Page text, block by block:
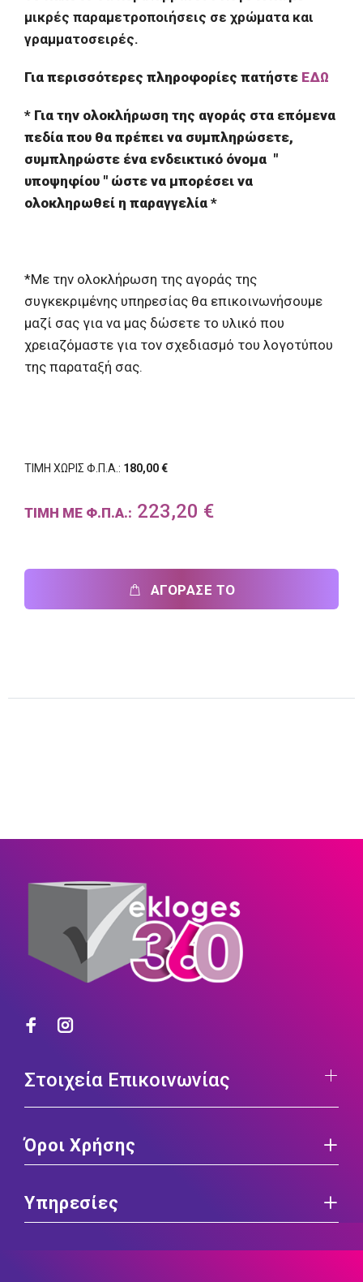
μικρές παραμετροποιήσεις σε χρώματα και
γραμματοσειρές.
Για περισσότερες πληροφορίες πατήστε ΕΔΩ
* Για την ολοκλήρωση της αγοράς στα επόμενα
πεδία που θα πρέπει να συμπληρώσετε,
συμπληρώστε ένα ενδεικτικό όνομα "
υποψηφίου " ώστε να μπορέσει να
ολοκληρωθεί η παραγγελία *
*Με την ολοκλήρωση της αγοράς της
συγκεκριμένης υπηρεσίας θα επικοινωνήσουμε
μαζί σας για να μας δώσετε το υλικό που
χρειαζόμαστε για τον σχεδιασμό του λογοτύπου
της παραταξή σας.
ΤΙΜΗ ΧΩΡΙΣ Φ.Π.Α.: 180,00 €
ΤΙΜΗ ΜΕ Φ.Π.Α.: 223,20 €
ΑΓΟΡΑΣΕ ΤΟ
Στοιχεία Επικοινωνίας
Όροι Χρήσης
Υπηρεσίες